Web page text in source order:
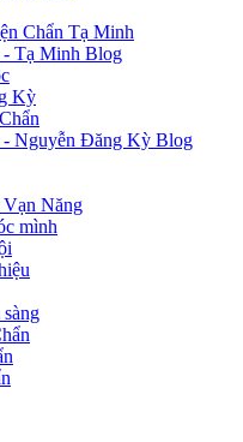
Chẩn Tạ Minh
- Tạ Minh Blog
Kỳ
- Nguyễn Đăng Kỳ Blog
Năng
mình